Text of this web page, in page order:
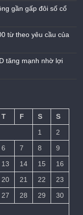
gần gấp đôi số cổ
từ theo yêu cầu của
tăng mạnh nhờ lợi
T F S
S
1
2
6 7 8
9
13 14 15
16
20 21 22
23
27 28 29
30